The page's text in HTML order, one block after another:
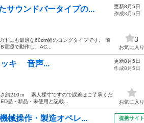
サウンドバータイプの...
下にも最適な60cm幅のロングタイプです。 前
電源で動作し、AC...
更新8月5日
作成8月5日
3
お気に入り
ッキ 音声...
約210㎝ 素人採寸ですので誤差はご了承くだ
品・新品・未使用と記載...
更新8月5日
作成8月5日
お気に入り
械操作・製造オペレ... 提携サイト